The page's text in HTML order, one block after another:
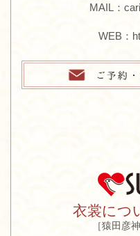
MAIL：
WEB：
衣裳につ
［猿田彦